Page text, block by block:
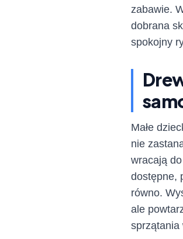
zabawie.
dobrana
spokojny
Małe
nie
wracają
dostępne,
równo.
ale
sprzątania